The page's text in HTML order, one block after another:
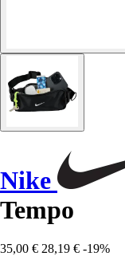
Nike
Tempo
35,00 € 28,19 € -19%